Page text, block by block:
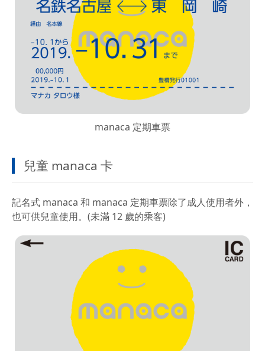
manaca 定期車票
兒童 manaca 卡
記名式 manaca 和 manaca 定期車票除了成人使用者外，
也可供兒童使用。(未滿 12 歲的乘客)